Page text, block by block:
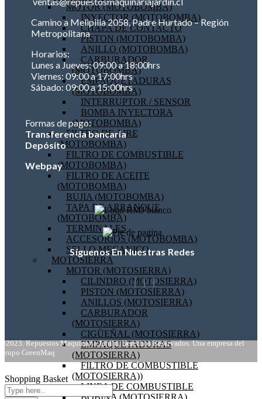
MOTOR (MOTOBOMBA)
INYECTOR (MOTOBOMBA)
CHAPA DE CONTACTO
PISTON (MOTOBOMBA)
ANILLO (MOTOBOMBA)
CARBURADOR
(MOTOBOMBA)
EMPAQUETADURAS
(MOTOBOMBA)
INTERRUPTOR / SENSOR
BOMBA INYECTORA
(MOTOBOMBA)
FILTRO DE AIRE
(MOTOBOMBA)
FILTRO DE COMBUSTIBLE
(MOTOBOMBA)
FILTRO DE ACEITE
(MOTOBOMBA)
BUJIA (MOTOBOMBA)
TAPA DE ARRANQUE
(MOTOBOMBA)
TERMINALES
ACCESORIOS (MOTOBOMBA)
SELLO MECANICO
MOTOSIERRA
MOTOR (MOTOSIERRA)
CILINDRO (MOTOSIERRA)
PISTON (MOTOSIERRA)
ANILLOS (MOTOSIERRA)
CARBURADOR
(MOTOSIERRA)
CIGÜEÑAL (MOTOSIERRA)
EMPAQUETADURAS
(MOTOSIERRA)
FILTRO DE COMBUSTIBLE
(MOTOSIERRA))
LINEA DE COMBUSTIBLE
BOBINA (MOTOSIERRA)
Camino a Melipilla 2058, Padre Hurtado – Región
Metropolitana
Horarios:
Lunes a Jueves: 09:00 a 18:00hrs
Viernes: 09:00 a 17:00hrs
Sábado: 09:00 a 15:00hrs
Formas de pago:
Transferencia bancaria
Depósito
Webpay
Síguenos En Nuestras Redes
©2023. Repuestos Maquinaria Jardín. Derechos Reservados. Una empresa del
Grupo GreenMaq
Shopping Basket